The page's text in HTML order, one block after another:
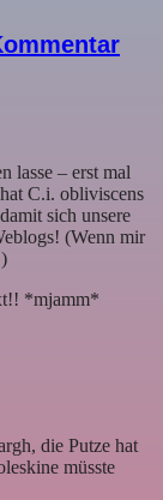
lasse – erst mal
C.i. obliviscens
sich unsere
(Wenn mir
*mjamm*
die Putze hat
müsste